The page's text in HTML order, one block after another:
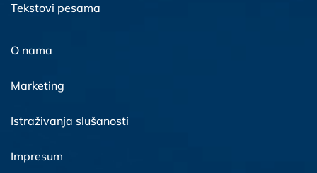
Tekstovi pesama
O nama
Marketing
Istraživanja slušanosti
Impresum